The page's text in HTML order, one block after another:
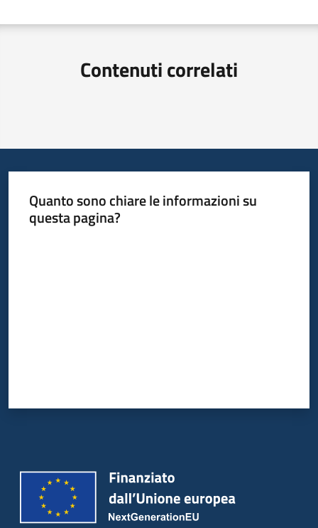
Contenuti correlati
Quanto sono chiare le informazioni su
questa pagina?